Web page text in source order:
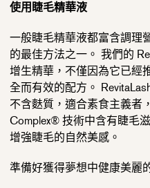
使用睫毛精華液
一般睫毛精華液都富含調理
的最佳方法之一。 我們的
增生精華，不僅因為它已經
全而有效的配方。
不含麩質，適合素食主義者
Complex® 技術中含有睫毛
增強睫毛的自然美感。
準備好獲得夢想中健康美麗